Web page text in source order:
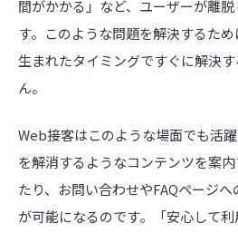
間がかかる」など、ユーザーが離
す。このような問題を解決するた
生まれたタイミングですぐに解決
ん。
Web接客はこのような場面でも活
を解消するようなコンテンツを案
たり、お問い合わせやFAQページ
が可能になるのです。「安心して